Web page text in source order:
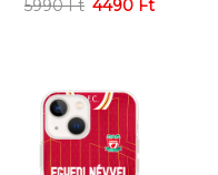
5990Ft 4490 Ft